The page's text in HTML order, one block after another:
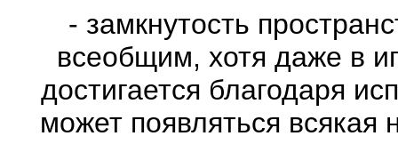
- замкнутость
всеобщим, хотя даже в
достигается благодаря
может появляться всякая